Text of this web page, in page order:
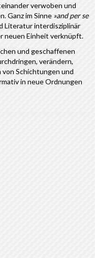
verwoben und
Ganz im Sinne »and per se
Literatur interdisziplinär
neuen Einheit verknüpft.
und geschaffenen
verändern,
von Schichtungen und
in neue Ordnungen